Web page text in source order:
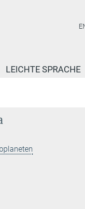
LEICHTE SPRACHE